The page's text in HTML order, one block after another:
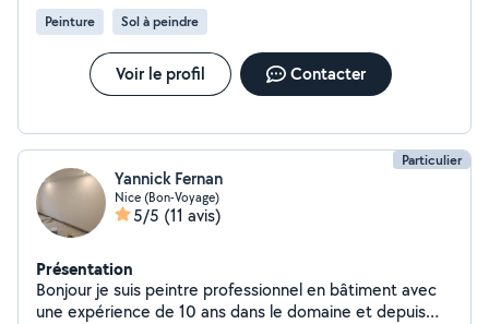
Peinture Sol à peindre
Voir le profil Contacter
Particulier
Yannick Fernan
Nice (Bon-Voyage)
5/5 (11 avis)
Présentation
Bonjour je suis peintre professionnel en bâtiment avec
une expérience de 10 ans dans le domaine et depuis